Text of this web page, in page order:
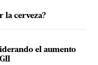
la cerveza?
el aumento